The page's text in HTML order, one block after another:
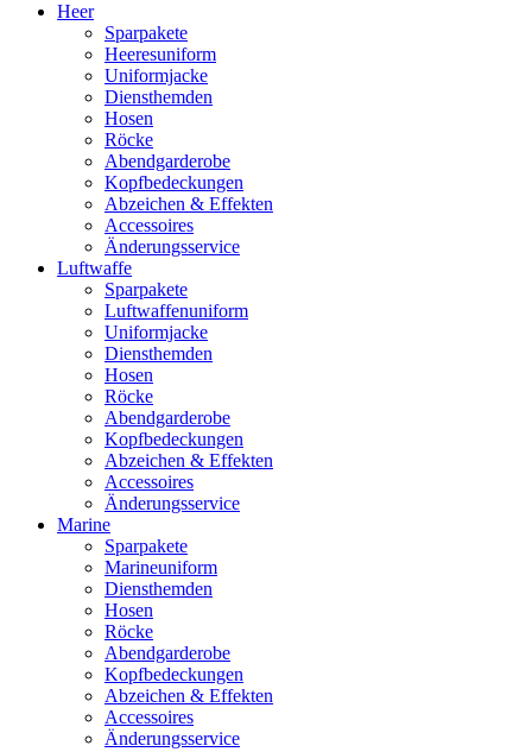
Heer
Sparpakete
Heeresuniform
Uniformjacke
Diensthemden
Hosen
Röcke
Abendgarderobe
Kopfbedeckungen
Abzeichen & Effekten
Accessoires
Änderungsservice
Luftwaffe
Sparpakete
Luftwaffenuniform
Uniformjacke
Diensthemden
Hosen
Röcke
Abendgarderobe
Kopfbedeckungen
Abzeichen & Effekten
Accessoires
Änderungsservice
Marine
Sparpakete
Marineuniform
Diensthemden
Hosen
Röcke
Abendgarderobe
Kopfbedeckungen
Abzeichen & Effekten
Accessoires
Änderungsservice